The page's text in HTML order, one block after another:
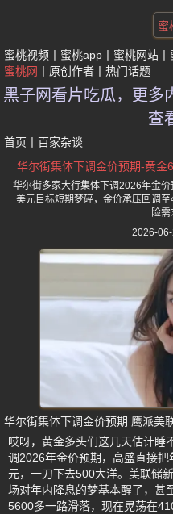
蜜
蜜桃视频 蜜桃app 蜜桃网站
蜜桃网
原创作者 热门话题
黑子网看片吃瓜，更多
查
首页 百家杂谈
华尔街集体下调金价预期-黄
华尔街多家大行集体下调2026年金
美元目标短期梦碎，金价承压回调
险需
2026-
华尔街集体下调金价预期 鹰派美
哎呀，黄金多头们这几天估计睡
调2026年金价预期，高盛直接
元，一刀下去500大洋。美联储
场对年内降息的梦基本醒了，甚
5600多一路滑落，现在晃荡在